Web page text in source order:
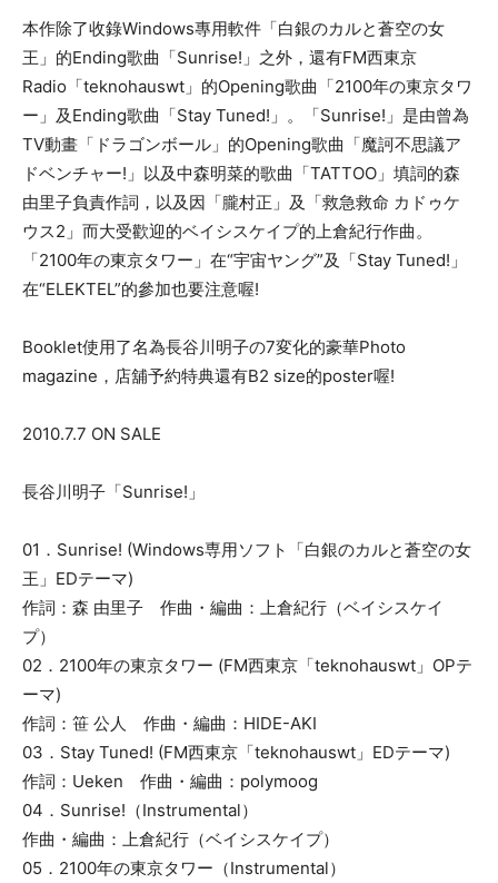
本作除了收錄Windows專用軟件「白銀のカルと蒼空の女
王」的Ending歌曲「Sunrise!」之外，還有FM西東京
Radio「teknohauswt」的Opening歌曲「2100年の東京タワ
ー」及Ending歌曲「Stay Tuned!」。「Sunrise!」是由曾為
TV動畫「ドラゴンボール」的Opening歌曲「魔訶不思議ア
ドベンチャー!」以及中森明菜的歌曲「TATTOO」填詞的森
由里子負責作詞，以及因「朧村正」及「救急救命 カドゥケ
ウス2」而大受歡迎的ベイシスケイプ的上倉紀行作曲。
「2100年の東京タワー」在“宇宙ヤング”及「Stay Tuned!」
在“ELEKTEL”的參加也要注意喔!
Booklet使用了名為長谷川明子の7変化的豪華Photo
magazine，店舖予約特典還有B2 size的poster喔!
2010.7.7 ON SALE
長谷川明子「Sunrise!」
01．Sunrise! (Windows専用ソフト「白銀のカルと蒼空の女
王」EDテーマ)
作詞：森 由里子 作曲・編曲：上倉紀行（ベイシスケイ
プ）
02．2100年の東京タワー (FM西東京「teknohauswt」OPテ
ーマ)
作詞：笹 公人 作曲・編曲：HIDE-AKI
03．Stay Tuned! (FM西東京「teknohauswt」EDテーマ)
作詞：Ueken 作曲・編曲：polymoog
04．Sunrise!（Instrumental）
作曲・編曲：上倉紀行（ベイシスケイプ）
05．2100年の東京タワー（Instrumental）